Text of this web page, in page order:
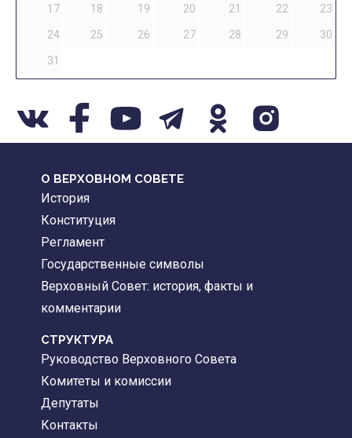
17
18 19 20 21 22
23
24
25 26 27 28 29
30
31
О ВЕРХОВНОМ СОВЕТЕ
История
Конституция
Регламент
Государственные символы
Верховный Совет: история, факты и
комментарии
CТРУКТУРА
Руководство Верховного Совета
Комитеты и комиссии
Депутаты
Контакты